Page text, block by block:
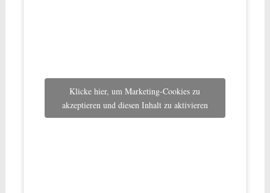
Klicke hier, um Marketing-Cookies zu
akzeptieren und diesen Inhalt zu aktivieren